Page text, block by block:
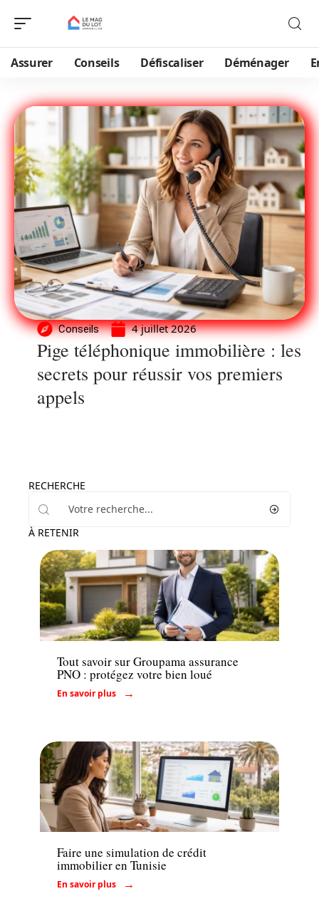
Assurer Conseils Défiscaliser Déménager
Conseils 4 juillet 2026
Pige téléphonique immobilière : les
secrets pour réussir vos premiers
appels
RECHERCHE
À RETENIR
Assurer
Tout savoir sur Groupama assurance
PNO : protégez votre bien loué
En savoir plus
Emprunter
Faire une simulation de crédit
immobilier en Tunisie
En savoir plus